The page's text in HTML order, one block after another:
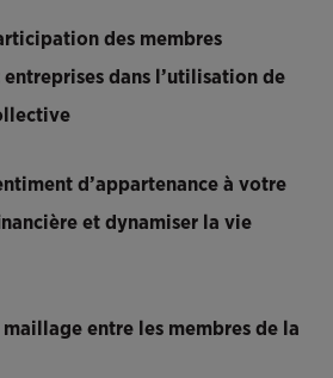
des membres
dans l’utilisation de
d’appartenance à votre
et dynamiser la vie
entre les membres de la